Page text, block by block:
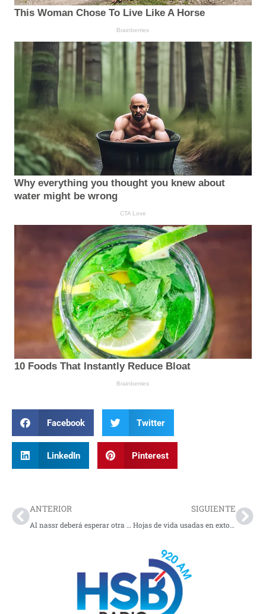
Facebook Twitter
LinkedIn Pinterest
ANTERIOR
Al nassr deberá esperar otra fecha para ser campeón
SIGUIENTE
Hojas de vida usadas en extorsión